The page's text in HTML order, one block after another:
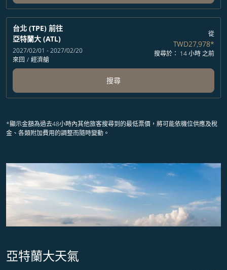
台北 (TPE) 前往
亞特蘭大 (ATL)
2027/02/01 - 2027/02/20
來回 / 經濟艙
從
TWD27,978*
搜尋於： 14 小時 之前
搜尋
*顯示金額為過去48小時內其他旅客搜尋到的最低票價，將可能依機位供應及稅
金、各類附加費用的調整而隨時變動。
亞特蘭大天氣